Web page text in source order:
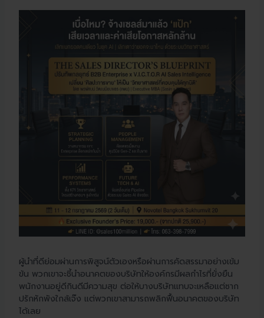
ผู้นำที่ดีย่อมผ่านการพิสูจน์ตัวเองหรือผ่านการคัดสรรมาอย่างเข้ม
ข้น พวกเขาจะชี้นำอนาคตของบริษัทให้องค์กรมีผลกำไรที่ยั่งยืน
พนักงานอยู่ดีกินดีมีความสุข ต่อให้บางบริษัทแทบจะเหลือแต่ซาก
ปรักหักพังใกล้เจ๊ง แต่พวกเขาสามารถพลิกฟื้นอนาคตของบริษัท
ได้เลย